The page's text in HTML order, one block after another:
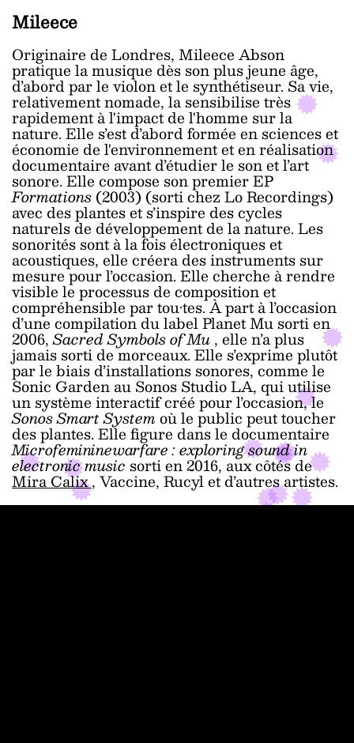
Mileece
Originaire de Londres, Mileece Abson
pratique la musique dès son plus jeune âge,
d’abord par le violon et le synthétiseur. Sa vie,
relativement nomade, la sensibilise très
rapidement à l'impact de l'homme sur la
nature. Elle s’est d’abord formée en sciences et
économie de l'environnement et en réalisation
documentaire avant d’étudier le son et l’art
sonore. Elle compose son premier EP
Formations(2003) (sorti chez Lo Recordings)
avec des plantes et s’inspire des cycles
naturels de développement de la nature. Les
sonorités sont à la fois électroniques et
acoustiques, elle créera des instruments sur
mesure pour l’occasion. Elle cherche à rendre
visible le processus de composition et
compréhensible par tou·tes. À part à l’occasion
d’une compilation du label Planet Mu sorti en
2006,Sacred Symbols of Mu, elle n’a plus
jamais sorti de morceaux. Elle s’exprime plutôt
par le biais d’installations sonores, comme le
Sonic Garden au Sonos Studio LA, qui utilise
un système interactif créé pour l’occasion, le
Sonos Smart Systemoù le public peut toucher
des plantes. Elle figure dans le documentaire
Microfemininewarfare : exploring sound in
electronic music sorti en 2016, aux côtés de
Mira Calix, Vaccine, Rucyl et d’autres artistes.